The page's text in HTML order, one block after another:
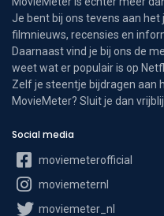
Je bent bij ons tevens aan
filmnieuws, recensies en
Daarnaast vind je bij ons de
weet wat er populair is op
Zelf je steentje bijdragen aan
MovieMeter? Sluit je dan
Social media
moviemeterofficial
moviemeternl
moviemeter_nl